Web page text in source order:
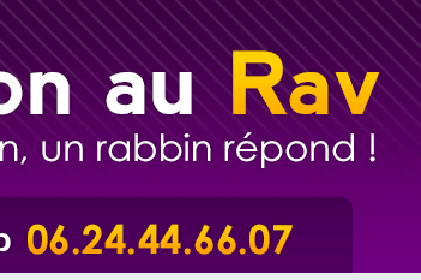
en groupe sur Zoom
sur WhatsApp
un don pour 5 jours de vacances aux Orphelins
un don pour Tsédaka : pauvres d'Israel